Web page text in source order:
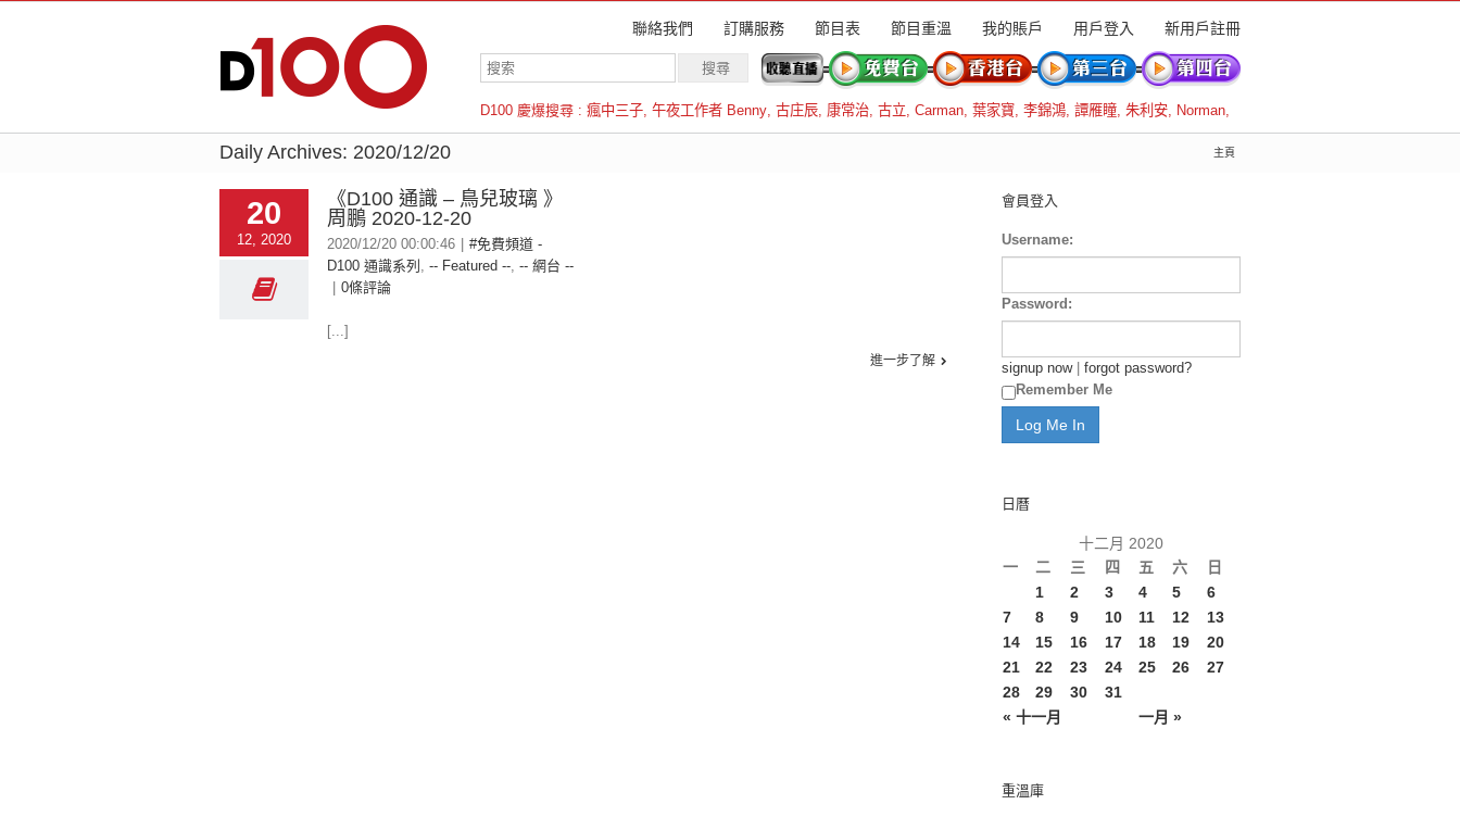
聯絡我們 訂購服務 節目表 節目重溫 我的賬戶 用戶登入 新用戶註冊
D100 慶爆搜尋 : 瘋中三子, 午夜工作者 Benny, 古庄辰, 康常治, 古立, Carman, 葉家寶, 李錦鴻, 譚雁瞳, 朱利安, Norman,
羅倫斯
Daily Archives: 2020/12/20 主頁
20
12, 2020
《D100 通識 – 鳥兒玻璃 》
周鵬 2020-12-20
2020/12/20 00:00:46
#免費頻道 -
D100 通識系列 , -- Featured --, -- 網台 --
0條評論
[...]
進一步了解
會員登入
Username:
Password:
signup now| forgot password?
Remember Me
日曆
十二月 2020
一
二 三 四 五 六 日
« 十一月 一月 »
1 2 3 4 5
6
7
8 9 10 11 12
13
14
15 16 17 18 19
20
21
22 23 24 25 26
27
28
29 30 31
重溫庫